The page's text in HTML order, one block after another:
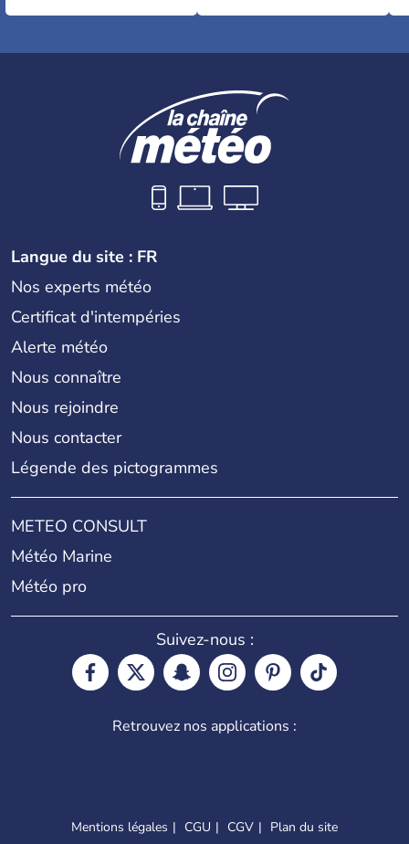
Langue du site : FR
Nos experts météo
Certificat d'intempéries
Alerte météo
Nous connaître
Nous rejoindre
Nous contacter
Légende des pictogrammes
METEO CONSULT
Météo Marine
Météo pro
Suivez-nous :
Retrouvez nos applications :
Mentions légales CGU CGV Plan du site